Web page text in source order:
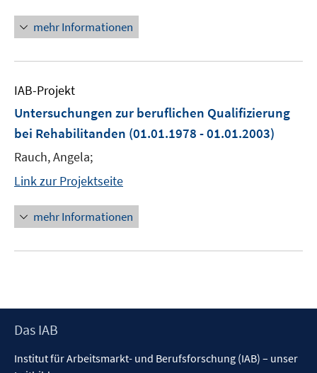
mehr Informationen
IAB-Projekt
Untersuchungen zur beruflichen Qualifizierung
bei Rehabilitanden (01.01.1978 - 01.01.2003)
Rauch, Angela;
Link zur Projektseite
mehr Informationen
Footer
Das IAB
Institut für Arbeitsmarkt- und Berufsforschung (IAB) – unser